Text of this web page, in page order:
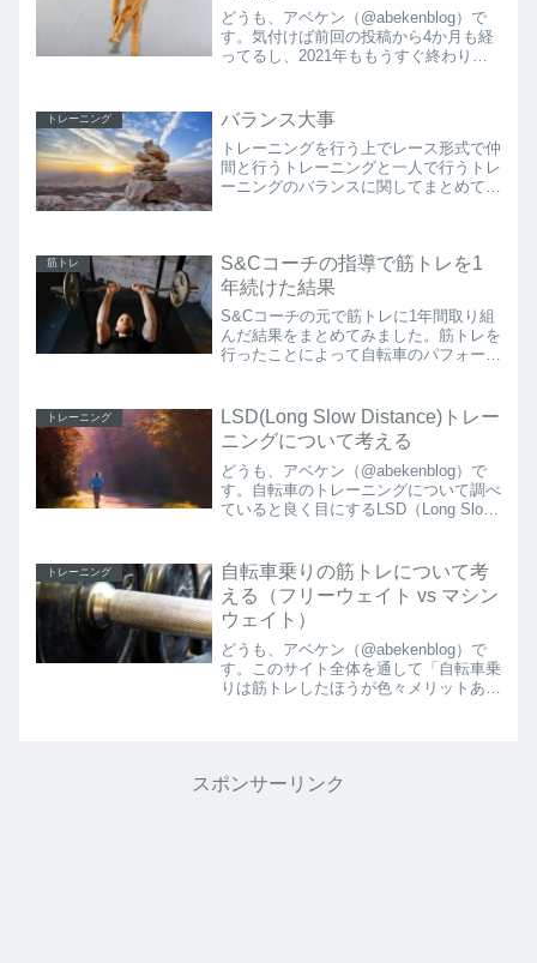
どうも、アベケン（@abekenblog）で
す。気付けば前回の投稿から4か月も経
ってるし、2021年ももうすぐ終わりそ
成長できればいいのですがそちらは牛歩
の如し…。いや...
トレーニング バランス大事
トレーニングを行う上でレース形式で仲
間と行うトレーニングと一人で行うトレ
ーニングのバランスに関してまとめてみ
筋トレ
S&Cコーチの指導で筋トレを1
年続けた結果
S&Cコーチの元で筋トレに1年間取り組
んだ結果をまとめてみました。筋トレを
行ったことによって自転車のパフォーマ
トレーニング
LSD(Long Slow Distance)トレー
ニングについて考える
どうも、アベケン（@abekenblog）で
す。自転車のトレーニングについて調べ
ていると良く目にするLSD（Long Slow
ーニングですが、インターネット上を...
トレーニング
自転車乗りの筋トレについて考
える（フリーウェイト vs マシン
ウェイト）
どうも、アベケン（@abekenblog）で
す。このサイト全体を通して「自転車乗
りは筋トレしたほうが色々メリットある
スポンサーリンク